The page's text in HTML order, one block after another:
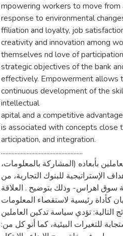
mpowering workers to move
response to environmental
ffiliation and loyalty, job
creativity and innovation among
themselves nd love of
strategic objectives of the bank
effectively. Empowerment allows
continuous development of the
intellectual
apital and a competitive
is associated with concepts close
articipation, and integration.
......................................................
بأبعاده (المشاركة بالمعلومات،
الإستراتيجية للبنوك التجارية، من
سوق اهراس- وذلك بتوضيح . العلاقة
كأداة رئيسية لاستقصاء المعلومات
التالية: تؤدي سياسة تدكين العاملين
للتغيرات البيئية، كما أنو كل من: